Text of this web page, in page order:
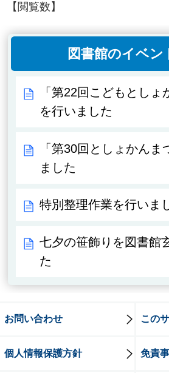
【閲覧数】
図書館のイベン
「第22回こどもとしょ
を行いました
「第30回としょかんま
ました
特別整理作業を行いま
七夕の笹飾りを図書館
た
お問い合わせ この
個人情報保護方針 免責